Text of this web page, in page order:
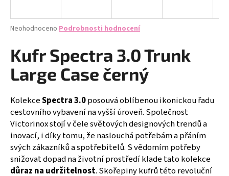
Průměrné
produktu
je
0,0
z
hvězdiček.
Neohodnoceno Podrobnosti hodnocení
Kufr Spectra 3.0 Trunk
Large Case černý
KolekceSpectra 3.0posouvá oblíbenou ikonickou řadu
cestovního vybavení na vyšší úroveň. Společnost
Victorinox stojí v čele světových designových trendů a
inovací, i díky tomu, že naslouchá potřebám a přáním
svých zákazníků a spotřebitelů. S vědomím potřeby
snižovat dopad na životní prostředí klade tato kolekce
důraz na udržitelnost. Skořepiny kufrů této revoluční
j
t
?
HLEDAT
D